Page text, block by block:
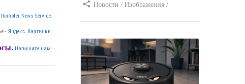
Rambler News Service.
- Яндекс. Картинки.
Напишите нам.
Новости / Изображения /
/ Вёрстка / Видео уроки